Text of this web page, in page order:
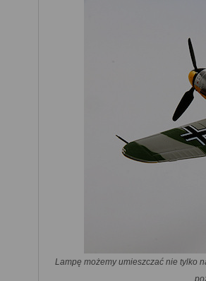
Lampę możemy umieszczać nie tylko